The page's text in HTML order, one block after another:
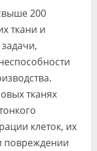
200
ткани и
тканях
клеток, их
повреждении